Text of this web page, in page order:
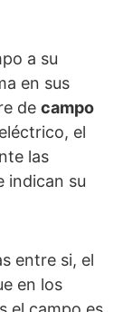
a su
en sus
de campo
el
las
indican su
entre si, el
en los